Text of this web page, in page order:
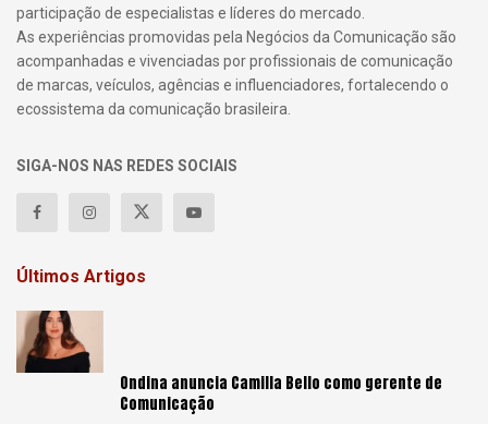
participação de especialistas e líderes do mercado.
As experiências promovidas pela Negócios da Comunicação são
acompanhadas e vivenciadas por profissionais de comunicação
de marcas, veículos, agências e influenciadores, fortalecendo o
ecossistema da comunicação brasileira.
SIGA-NOS NAS REDES SOCIAIS
Últimos Artigos
Ondina anuncia Camilla Bello como gerente de
Comunicação